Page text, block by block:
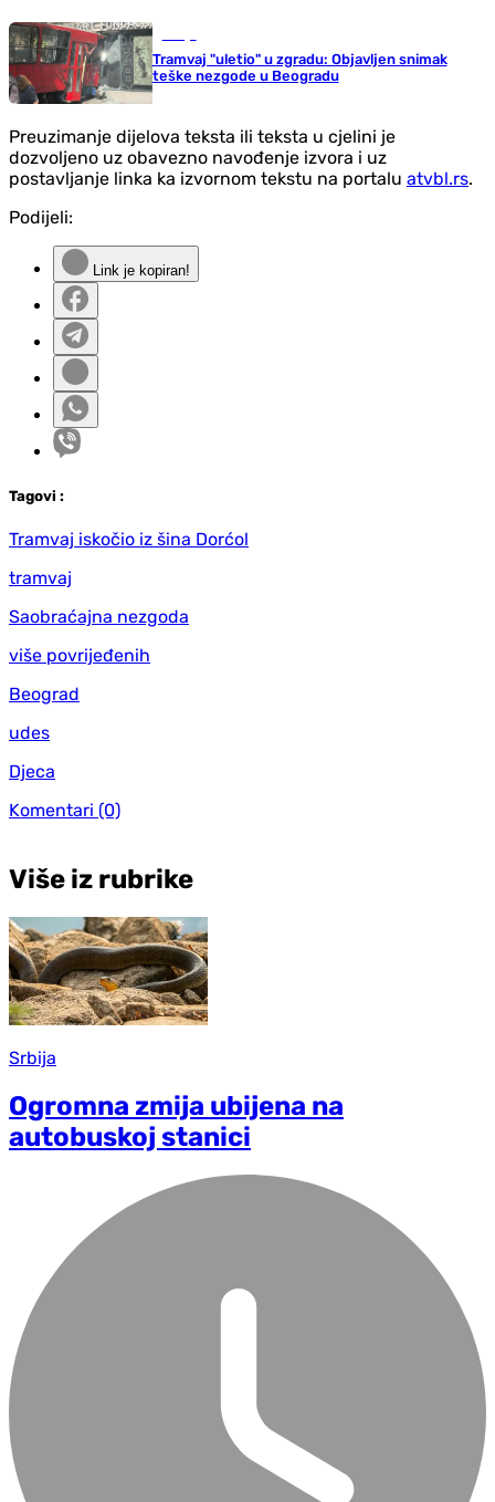
Tramvaj "uletio" u zgradu: Objavljen snimak
teške nezgode u Beogradu
Preuzimanje dijelova teksta ili teksta u cjelini je
dozvoljeno uz obavezno navođenje izvora i uz
postavljanje linka ka izvornom tekstu na portalu atvbl.rs.
Podijeli:
Link je kopiran!
Tagovi :
Tramvaj iskočio iz šina Dorćol
tramvaj
Saobraćajna nezgoda
više povrijeđenih
Beograd
udes
Djeca
Komentari (0)
Više iz rubrike
Srbija
Ogromna zmija ubijena na
autobuskoj stanici